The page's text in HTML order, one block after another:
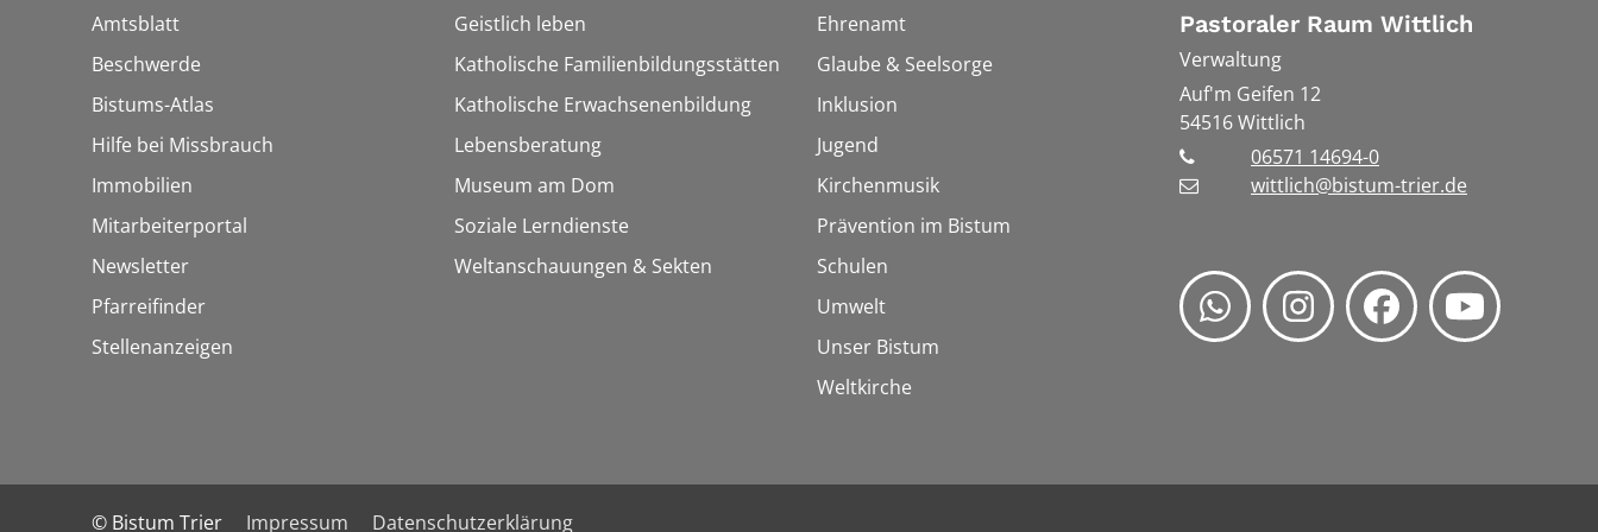
Amtsblatt
Beschwerde
Bistums-Atlas
Hilfe bei Missbrauch
Immobilien
Mitarbeiterportal
Newsletter
Pfarreifinder
Stellenanzeigen
Geistlich leben
Katholische Familienbildungsstätten
Katholische Erwachsenenbildung
Lebensberatung
Museum am Dom
Soziale Lerndienste
Weltanschauungen & Sekten
Ehrenamt
Glaube & Seelsorge
Inklusion
Jugend
Kirchenmusik
Prävention im Bistum
Schulen
Umwelt
Unser Bistum
Weltkirche
Pastoraler Raum Wittlich
Verwaltung
Auf'm Geifen 12
54516Wittlich
06571 14694-0
wittlich@bistum-trier.de
© Bistum Trier Impressum Datenschutzerklärung